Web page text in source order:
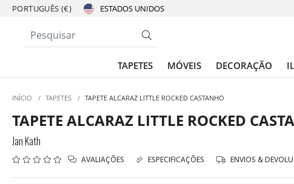
PORTUGUÊS (€)
TAPETES MÓVEIS DECORAÇÃO
INÍCIO / TAPETES / TAPETE ALCARAZ LITTLE ROCKED CASTANHO
TAPETE ALCARAZ LITTLE ROCKED
Jan Kath
AVALIAÇÕES ESPECIFICAÇÕES ENVIOS &